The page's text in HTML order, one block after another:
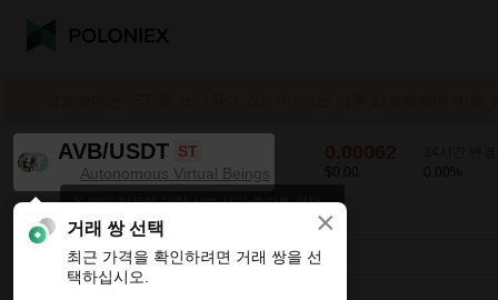
AVB/USDT ST
Autonomous Virtual Beings
AVB/USDT 0.00 % 0.00062
15분 1시간4시간 1일1주
K-라인 차트에 대한 선호 시간 주기를 선택
하세요.
×
거래 쌍 선택
최근 가격을 확인하려면 거래 쌍을 선
택하십시오.